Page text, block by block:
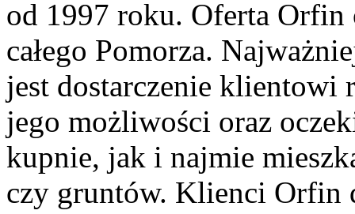
od 1997 roku. Oferta Orfin
całego Pomorza.
jest dostarczenie klientowi
jego możliwości oraz
kupnie, jak i najmie
czy gruntów. Klienci Orfin